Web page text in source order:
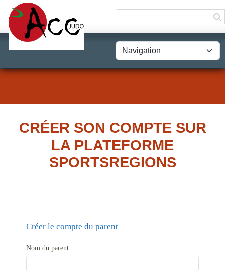
CRÉER SON COMPTE SUR
LA PLATEFORME
SPORTSREGIONS
Créer le compte du parent
Nom du parent
Panneau de gestion des cookies